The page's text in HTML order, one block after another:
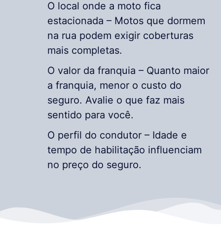
O local onde a moto fica
estacionada – Motos que dormem
na rua podem exigir coberturas
mais completas.
O valor da franquia – Quanto maior
a franquia, menor o custo do
seguro. Avalie o que faz mais
sentido para você.
O perfil do condutor – Idade e
tempo de habilitação influenciam
no preço do seguro.